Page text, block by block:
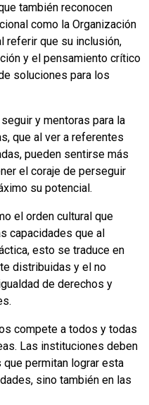
también reconocen
como la Organización
referir que su inclusión,
y el pensamiento crítico
soluciones para los
y mentoras para la
que al ver a referentes
pueden sentirse más
el coraje de perseguir
su potencial.
el orden cultural que
capacidades que al
esto se traduce en
distribuidas y el no
de derechos y
compete a todos y todas
Las instituciones deben
permitan lograr esta
sino también en las